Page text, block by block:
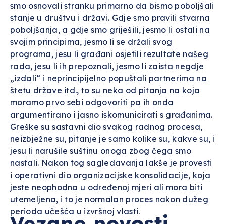
smo osnovali stranku primarno da bismo poboljšali
stanje u društvu i državi. Gdje smo pravili stvarna
poboljšanja, a gdje smo griješili, jesmo li ostali na
svojim principima, jesmo li se držali svog
programa, jesu li građani osjetili rezultate našeg
rada, jesu li ih prepoznali, jesmo li zaista negdje
„izdali“ i neprincipijelno popuštali partnerima na
štetu države itd., to su neka od pitanja na koja
moramo prvo sebi odgovoriti pa ih onda
argumentirano i jasno iskomunicirati s građanima.
Greške su sastavni dio svakog radnog procesa,
neizbježne su, pitanje je samo kolike su, kakve su, i
jesu li narušile suštinu onoga zbog čega smo
nastali. Nakon tog sagledavanja lakše je provesti
i operativni dio organizacijske konsolidacije, koja
jeste neophodna u određenoj mjeri ali mora biti
utemeljena, i to je normalan proces nakon dužeg
perioda učešća u izvršnoj vlasti.